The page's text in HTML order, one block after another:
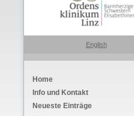
English
Home
Info und Kontakt
Neueste Einträge